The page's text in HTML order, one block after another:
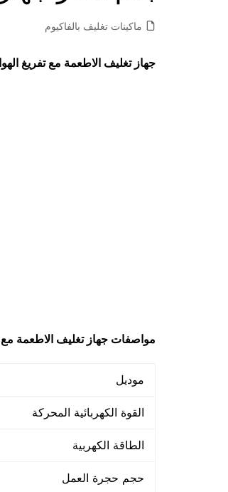
ماكينات تغليف بالفاكيوم
جهاز تغليف الاطعمة مع تفريغ
مواصفات جهاز تغليف الاطعمة مع
موديل
القوة الكهربائية المحركة
الطاقة الكهربية
حجم حجرة العمل